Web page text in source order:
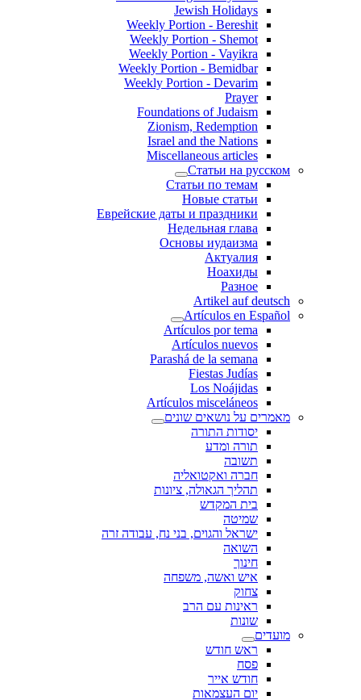
Jewish Holidays
Weekly Portion - Bereshit
Weekly Portion - Shemot
Weekly Portion - Vayikra
Weekly Portion - Bemidbar
Weekly Portion - Devarim
Prayer
Foundations of Judaism
Zionism, Redemption
Israel and the Nations
Miscellaneous articles
Статьи на русском
Статьи по темам
Новые статьи
Еврейские даты и праздники
Недельная глава
Основы иудаизма
Актуалия
Ноахиды
Разное
Artikel auf deutsch
Artículos en Español
Artículos por tema
Artículos nuevos
Parashá de la semana
Fiestas Judías
Los Noájidas
Artículos misceláneos
מאמרים על נושאים שונים
יסודות התורה
תורה ומדע
תשובה
חברה ואקטואליה
תהליך הגאולה, ציונות
בית המקדש
שמיטה
ישראל והגוים, בני נח, עבודה זרה
השואה
חינוך
איש ואשה, משפחה
צחוק
ראינות עם הרב
שונות
מועדים
ראש חודש
פסח
חודש אייר
יום העצמאות